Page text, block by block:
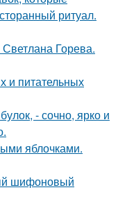
ритуал.
Горева.
и питательных
- сочно, ярко и
яблочками.
шифоновый